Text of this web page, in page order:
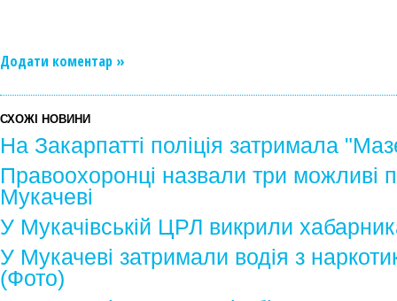
Додати коментар »
СХОЖІ НОВИНИ
На Закарпатті поліція затримала
Правоохоронці назвали три можливі
Мукачеві
У Мукачівській ЦРЛ викрили
У Мукачеві затримали водія з
(Фото)